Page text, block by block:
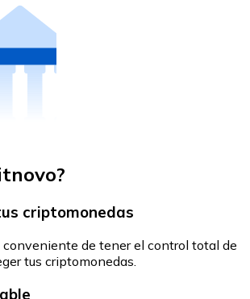
criptomonedas
conveniente de tener el control total de
tus criptomonedas.